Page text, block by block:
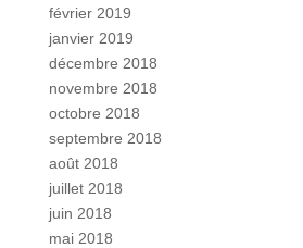
février 2019
janvier 2019
décembre 2018
novembre 2018
octobre 2018
septembre 2018
août 2018
juillet 2018
juin 2018
mai 2018